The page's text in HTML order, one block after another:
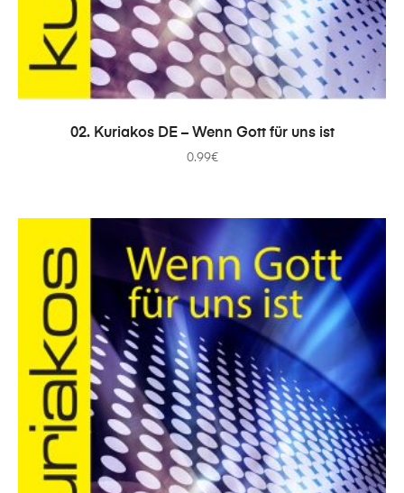
IN DEN WARENKORB
02. Kuriakos DE – Wenn Gott für uns ist
0.99€